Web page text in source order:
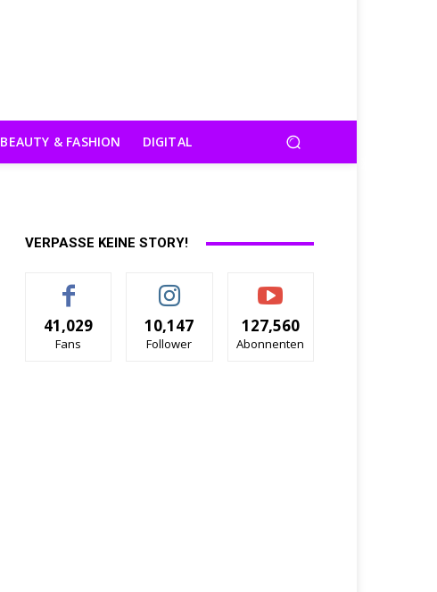
BEAUTY & FASHION DIGITAL
VERPASSE KEINE STORY!
41,029
Fans
10,147
Follower
127,560
Abonnenten